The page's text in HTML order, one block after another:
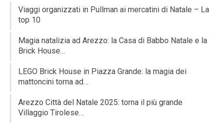
Viaggi organizzati in Pullman ai mercatini di Natale – La
top 10
Magia natalizia ad Arezzo: la Casa di Babbo Natale e la
Brick House…
LEGO Brick House in Piazza Grande: la magia dei
mattoncini torna ad…
Arezzo Città del Natale 2025: torna il più grande
Villaggio Tirolese…